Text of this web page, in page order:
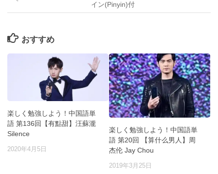
イン(Pinyin)付
おすすめ
楽しく勉強しよう！中国語単
語 第136回【有點甜】汪蘇瀧
Silence
2020年4月5日
楽しく勉強しよう！中国語単
語 第20回 【算什么男人】周
杰伦 Jay Chou
2019年3月25日